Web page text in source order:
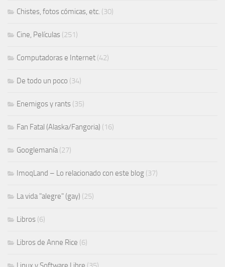
Chistes, fotos cómicas, etc. (30)
Cine, Películas (251)
Computadoras e Internet (42)
De todo un poco (34)
Enemigos y rants (35)
Fan Fatal (Alaska/Fangoria) (16)
Googlemanía(27)
ImoqLand – Lo relacionado con este blog (37)
La vida "alegre" (gay) (25)
Libros (6)
Libros de Anne Rice (6)